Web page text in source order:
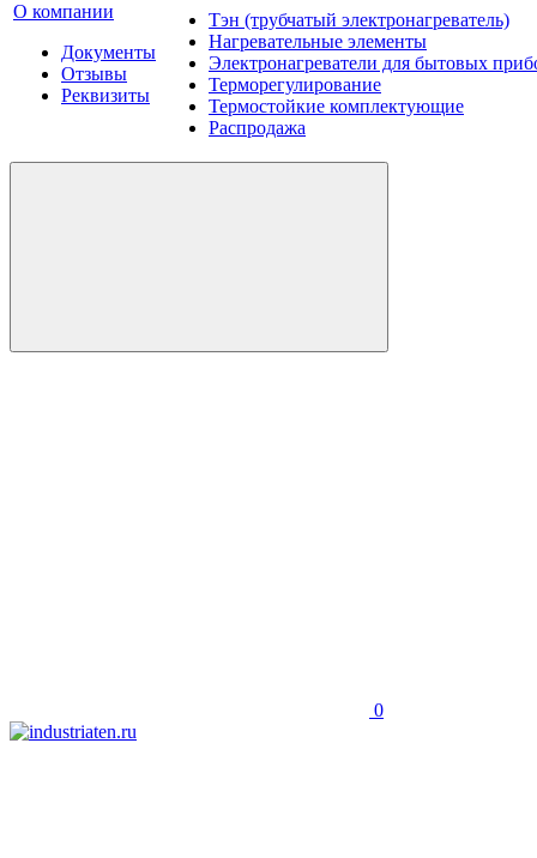
О компании
Документы
Отзывы
Реквизиты
Тэн (трубчатый электронагреватель)
Нагревательные элементы
Электронагреватели для бытовых
Терморегулирование
Термостойкие комплектующие
Распродажа
0